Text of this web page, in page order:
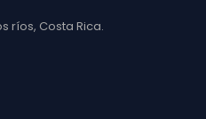
ríos, Costa Rica.